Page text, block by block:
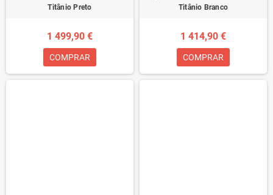
Titânio Preto
1 499,90 €
COMPRAR
Titânio Branco
1 414,90 €
COMPRAR